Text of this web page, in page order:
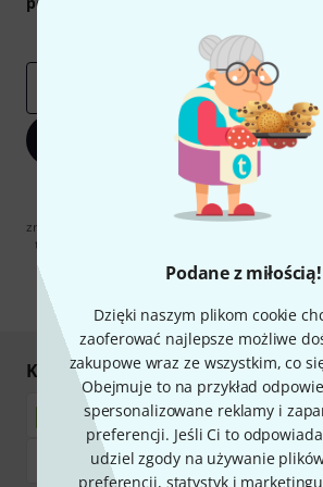
Podane z miłością!
Dzięki naszym plikom cookie
zaoferować najlepsze możliwe
zakupowe wraz ze wszystkim, co
Obejmuje to na przykład
spersonalizowane reklamy i
preferencji. Jeśli Ci to
udziel zgody na używanie
preferencji, statystyk i
Oferty
Zapisz się teraz
Klikając na „Zapisz się teraz”, wyrażasz
materialów reklamowych przesyłanych drogą
zrezygnować z subskrypcji w dowolnym
temat newslettera można znaleźć w naszych
ochrony danych ososbowych
Kupuj i płać bezpiecznie